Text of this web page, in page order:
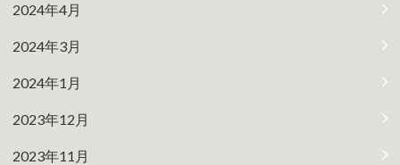
2024年4月
2024年3月
2024年1月
2023年12月
2023年11月